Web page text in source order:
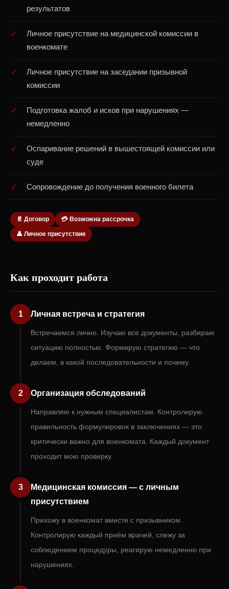
результатов
Личное присутствие на медицинской комиссии в
военкомате
Личное присутствие на заседании призывной
комиссии
Подготовка жалоб и исков при нарушениях —
немедленно
Оспаривание решений в вышестоящей комиссии или
суде
Сопровождение до получения военного билета
📄 Договор 💳 Возможна рассрочка
👤 Личное присутствие
Как проходит работа
1 Личная встреча и стратегия
Встречаемся лично. Изучаю все документы, разбираю
ситуацию полностью. Формирую стратегию — что
делаем, в какой последовательности и почему.
2 Организация обследований
Направляю к нужным специалистам. Контролирую
правильность формулировок в заключениях — это
критически важно для военкомата. Каждый документ
проходит мою проверку.
3
Медицинская комиссия — с личным
присутствием
Прихожу в военкомат вместе с призывником.
Контролирую каждый приём врачей, слежу за
соблюдением процедуры, реагирую немедленно при
нарушениях.